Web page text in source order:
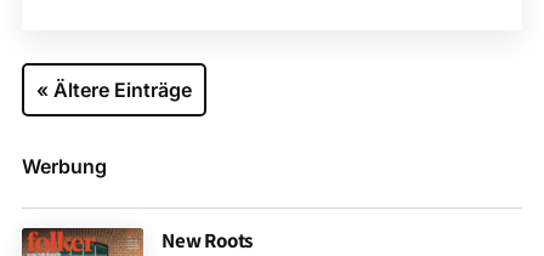
« Ältere Einträge
Werbung
New Roots